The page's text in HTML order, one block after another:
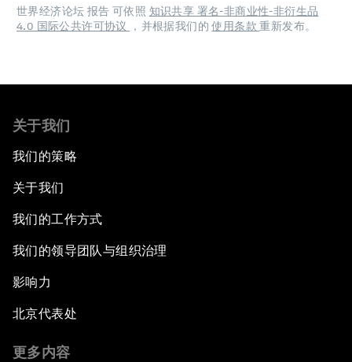
世界经济论坛 报告 可依照 知识共享 署名-非商业性-非衍生品
4.0 国际公共许可协议
，并根据我们的使用条款重新发布。
关于我们
我们的策略
关于我们
我们的工作方式
我们的领导团队与组织治理
影响力
北京代表处
更多内容